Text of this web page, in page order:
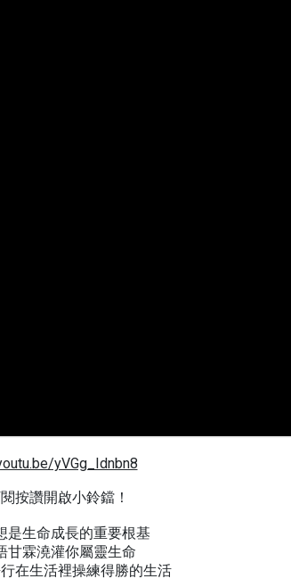
yVGg_Idnbn8
按讚開啟小鈴鐺！
是生命成長的重要根基
甘霖澆灌你屬靈生命
在生活裡操練得勝的生活